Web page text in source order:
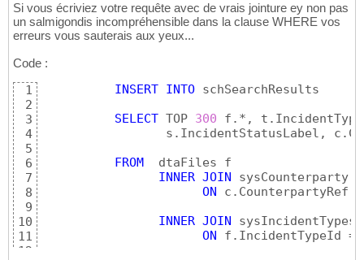
Si vous écriviez votre requête avec de vrais jointure ey non pas
un salmigondis incompréhensible dans la clause WHERE vos
erreurs vous sauterais aux yeux...
Code :
1
2
3
4
5
6
7
8
9
10
11
12
INSERT INTO schSearchResults
SELECT TOP 300 f.*,
s.IncidentStatusLabel,
FROM
  dtaFiles f
INNER JOIN
sysCounterparty
ON
c.CounterpartyRef
INNER JOIN
ON
f.IncidentTypeId =